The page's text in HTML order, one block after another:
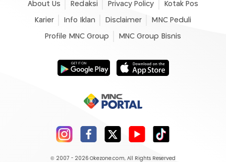
About Us Redaksi Privacy Policy Kotak Pos
Karier Info Iklan Disclaimer MNC Peduli
Profile MNC Group MNC Group Bisnis
© 2007 - 2026 Okezone.com, All Rights Reserved